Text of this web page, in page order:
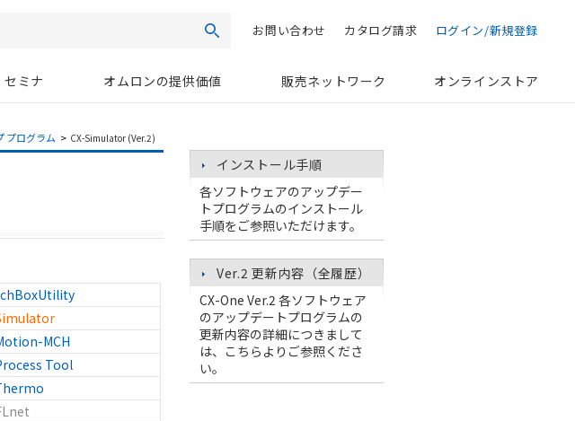
検索 ログイン/新規登録
カタログ請求
お問い合わせ
セミナ オムロンの提供価値 販売ネットワーク オンラインストア
プログラム > CX-Simulator (Ver.2)
MCH
Tool
インストール手順
各ソフトウェアのアップデー
トプログラムのインストール
手順をご参照いただけます。
Ver.2 更新内容（全履歴）
CX-One Ver.2 各ソフトウェア
のアップデートプログラムの
更新内容の詳細につきまして
は、こちらよりご参照くださ
い。